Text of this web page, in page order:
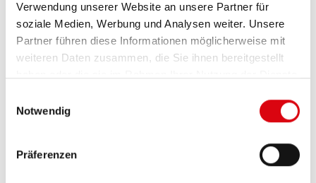
Verwendung unserer Website an unsere Partner für
soziale Medien, Werbung und Analysen weiter. Unsere
Partner führen diese Informationen möglicherweise mit
weiteren Daten zusammen, die Sie ihnen bereitgestellt
Notwendig
Präferenzen
EFB 690 17